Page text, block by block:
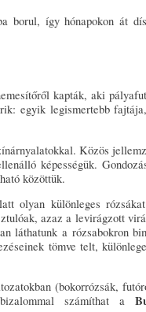
borul, így hónapokon át
kapták, aki
egyik legismertebb
Közös
képességük.
közöttük.
olyan különleges
azaz a levirágzott
láthatunk a rózsabokron
tömve telt,
(bokorrózsák,
bizalommal számíthat a